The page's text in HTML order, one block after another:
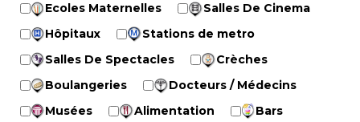
Ecoles Maternelles
Salles De Cinema
Hôpitaux
Stations de metro
Salles De Spectacles
Crèches
Boulangeries
Docteurs / Médecins
Musées
Alimentation
Bars